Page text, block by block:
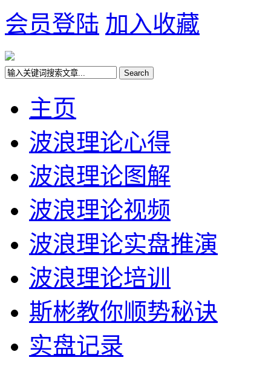
会员登陆 加入收藏
主页
波浪理论心得
波浪理论图解
波浪理论视频
波浪理论实盘推演
波浪理论培训
斯彬教你顺势秘诀
实盘记录